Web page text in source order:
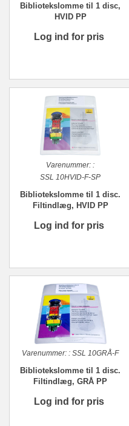
Bibliotekslomme til 1 disc,
HVID PP
Log ind for pris
Varenummer: :
SSL 10HVID-F-SP
Bibliotekslomme til 1 disc.
Filtindlæg, HVID PP
Log ind for pris
Varenummer: : SSL 10GRÅ-F
Bibliotekslomme til 1 disc.
Filtindlæg, GRÅ PP
Log ind for pris